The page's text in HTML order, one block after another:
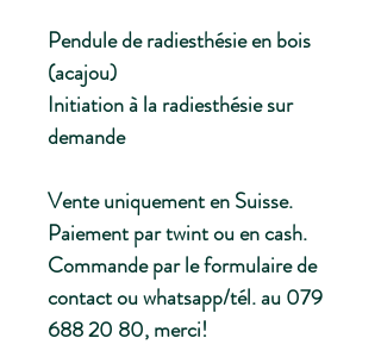
Pendule de radiesthésie en bois
(acajou)
Initiation à la radiesthésie sur
demande
Vente uniquement en Suisse.
Paiement par twint ou en cash.
Commande par le formulaire de
contact ou whatsapp/tél. au 079
688 20 80, merci!